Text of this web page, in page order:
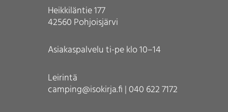
Heikkiläntie 177
42560 Pohjoisjärvi
Asiakaspalvelu ti-pe klo 10–14
Leirintä
camping@isokirja.fi | 040 622 7172